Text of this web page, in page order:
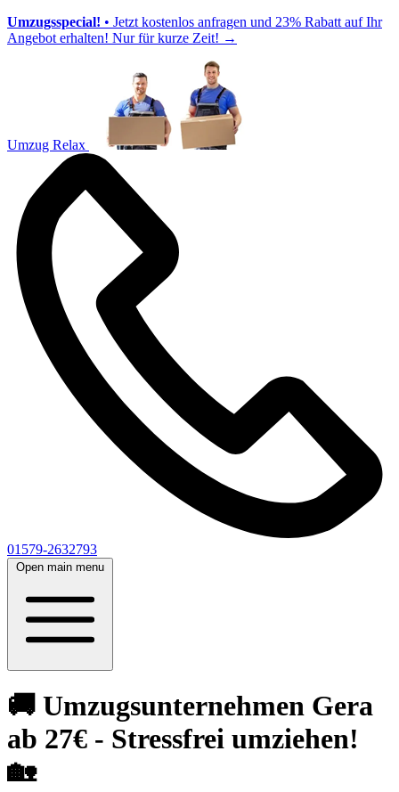
Umzugsspecial! • Jetzt kostenlos anfragen und 23% Rabatt auf Ihr
Angebot erhalten! Nur für kurze Zeit! →
Umzug Relax
01579-2632793
Open main menu
🚚 Umzugsunternehmen Gera
ab 27€ - Stressfrei umziehen!
🏡